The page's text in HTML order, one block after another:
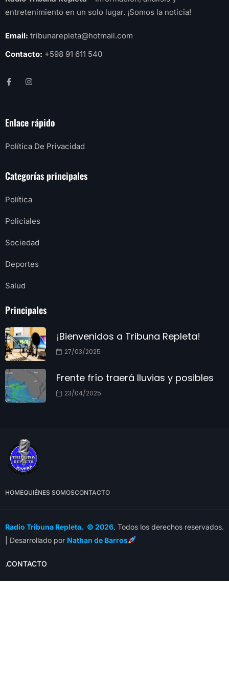
entretenimiento en un solo lugar. ¡Somos la noticia!
Email: tribunarepleta@hotmail.com
Contacto: +598 91 611 540
Enlace rápido
Política De Privacidad
Categorías principales
Política
Policiales
Sociedad
Deportes
Salud
Principales
¡Bienvenidos a Tribuna Repleta!
27/03/2025
Frente frío traerá lluvias y posibles
23/04/2025
HOMEQUIÉNES SOMOSCONTACTO
Radio Tribuna Repleta. © 2026. Todos los derechos reservados.
| Desarrollado por Nathan de Barros
.CONTACTO